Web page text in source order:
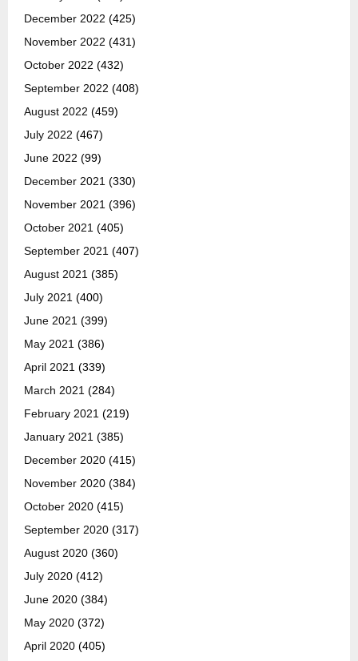
December 2022 (425)
November 2022 (431)
October 2022 (432)
September 2022 (408)
August 2022 (459)
July 2022 (467)
June 2022 (99)
December 2021 (330)
November 2021 (396)
October 2021 (405)
September 2021 (407)
August 2021 (385)
July 2021 (400)
June 2021 (399)
May 2021 (386)
April 2021 (339)
March 2021 (284)
February 2021 (219)
January 2021 (385)
December 2020 (415)
November 2020 (384)
October 2020 (415)
September 2020 (317)
August 2020 (360)
July 2020 (412)
June 2020 (384)
May 2020 (372)
April 2020 (405)